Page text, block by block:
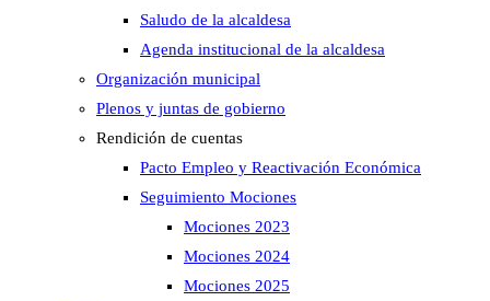
Saludo de la alcaldesa
Agenda institucional de la alcaldesa
Organización municipal
Plenos y juntas de gobierno
Rendición de cuentas
Pacto Empleo y Reactivación Económica
Seguimiento Mociones
Mociones 2023
Mociones 2024
Mociones 2025